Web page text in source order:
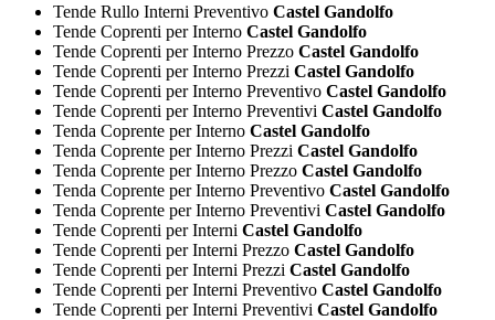
Tende Rullo Interni Preventivo Castel Gandolfo
Tende Coprenti per Interno Castel Gandolfo
Tende Coprenti per Interno Prezzo Castel Gandolfo
Tende Coprenti per Interno Prezzi Castel Gandolfo
Tende Coprenti per Interno Preventivo Castel Gandolfo
Tende Coprenti per Interno Preventivi Castel Gandolfo
Tenda Coprente per Interno Castel Gandolfo
Tenda Coprente per Interno Prezzi Castel Gandolfo
Tenda Coprente per Interno Prezzo Castel Gandolfo
Tenda Coprente per Interno Preventivo Castel Gandolfo
Tenda Coprente per Interno Preventivi Castel Gandolfo
Tende Coprenti per Interni Castel Gandolfo
Tende Coprenti per Interni Prezzo Castel Gandolfo
Tende Coprenti per Interni Prezzi Castel Gandolfo
Tende Coprenti per Interni Preventivo Castel Gandolfo
Tende Coprenti per Interni Preventivi Castel Gandolfo